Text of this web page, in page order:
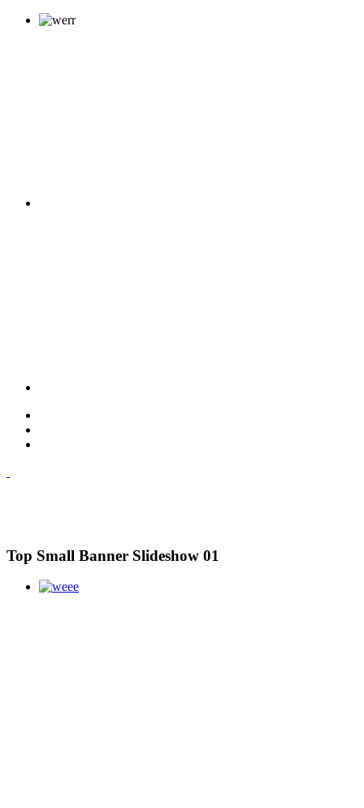
Top Small Banner Slideshow 01